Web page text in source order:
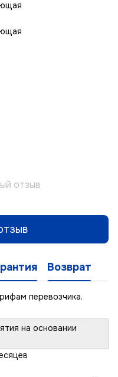
отзыв
Возврат
перевозчика.
на основании